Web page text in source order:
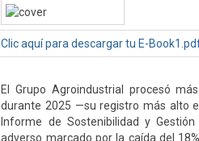
Clic aquí para descargar tu E-
El Grupo Agroindustrial procesó
durante 2025 —su registro más alto
Informe de Sostenibilidad y
adverso marcado por la caída del